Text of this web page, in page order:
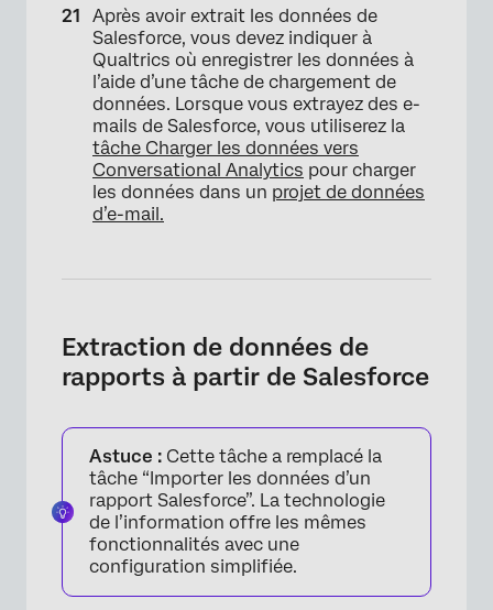
×
Après avoir extrait les données de
Salesforce, vous devez indiquer à
Qualtrics où enregistrer les données à
l’aide d’une tâche de chargement de
données. Lorsque vous extrayez des e-
mails de Salesforce, vous utiliserez la
tâche Charger les données vers
Conversational Analytics pour charger
les données dans un projet de données
d’e-mail.
Extraction de données de
rapports à partir de Salesforce
Astuce : Cette tâche a remplacé la
tâche “Importer les données d’un
rapport Salesforce”. La technologie
de l’information offre les mêmes
fonctionnalités avec une
configuration simplifiée.